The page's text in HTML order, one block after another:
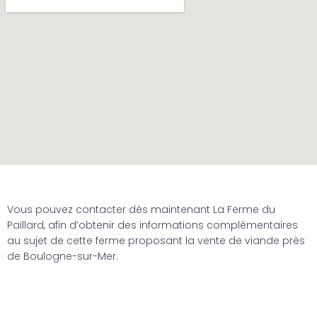
Vous pouvez contacter dès maintenant La Ferme du
Paillard, afin d’obtenir des informations complémentaires
au sujet de cette ferme proposant la vente de viande près
de Boulogne-sur-Mer.